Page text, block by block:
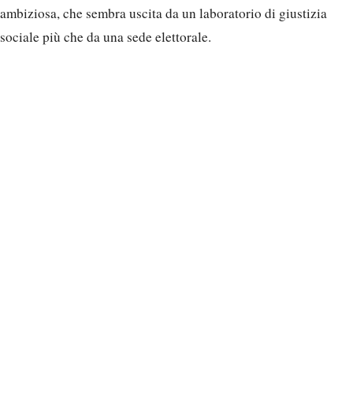
ambiziosa, che sembra uscita da un laboratorio di giustizia
sociale più che da una sede elettorale.